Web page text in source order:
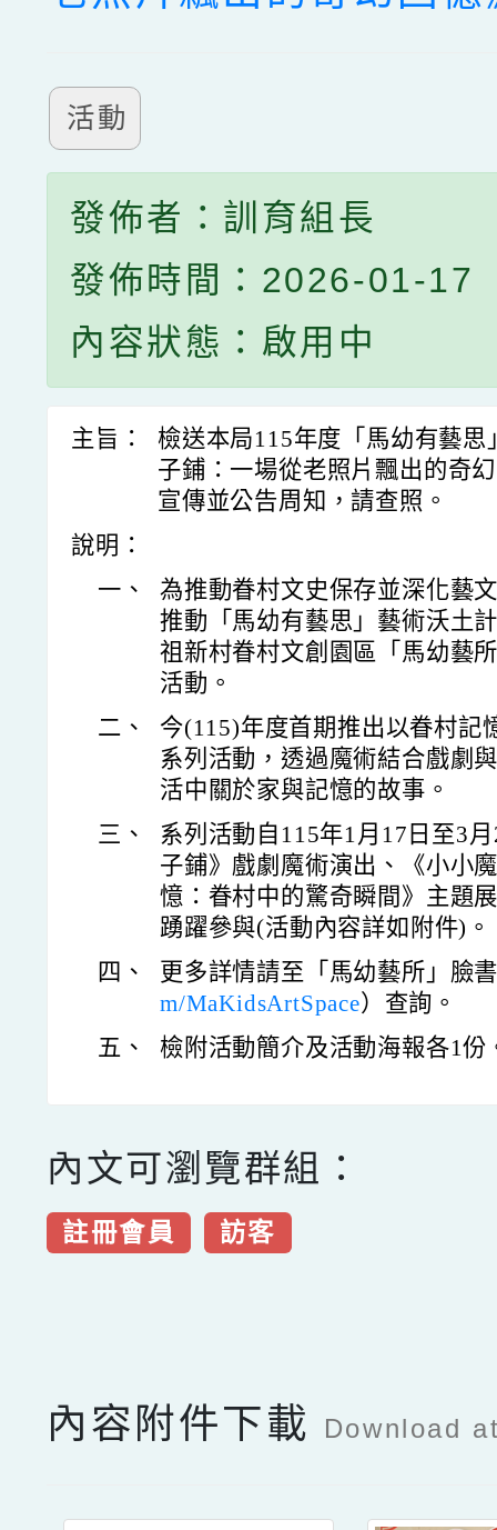
活動
發佈者：訓育組長
發佈時間：2026-01-17
內容狀態：啟用中
主旨：
檢送本局115年度「馬幼有藝
子鋪：一場從老照片飄出的奇
宣傳並公告周知，請查照。
說明：
一、
為推動眷村文史保存並深化藝
推動「馬幼有藝思」藝術沃土
祖新村眷村文創園區「馬幼藝
活動。
二、
今(115)年度首期推出以眷村記
系列活動，透過魔術結合戲劇
活中關於家與記憶的故事。
三、
系列活動自115年1月17日至3
子鋪》戲劇魔術演出、《小小
憶：眷村中的驚奇瞬間》主題
踴躍參與(活動內容詳如附件)。
四、
更多詳情請至「馬幼藝所」臉
m/MaKidsArtSpace）查詢。
五、
檢附活動簡介及活動海報各1份
內文可瀏覽群組：
註冊會員 訪客
內容附件下載 Download